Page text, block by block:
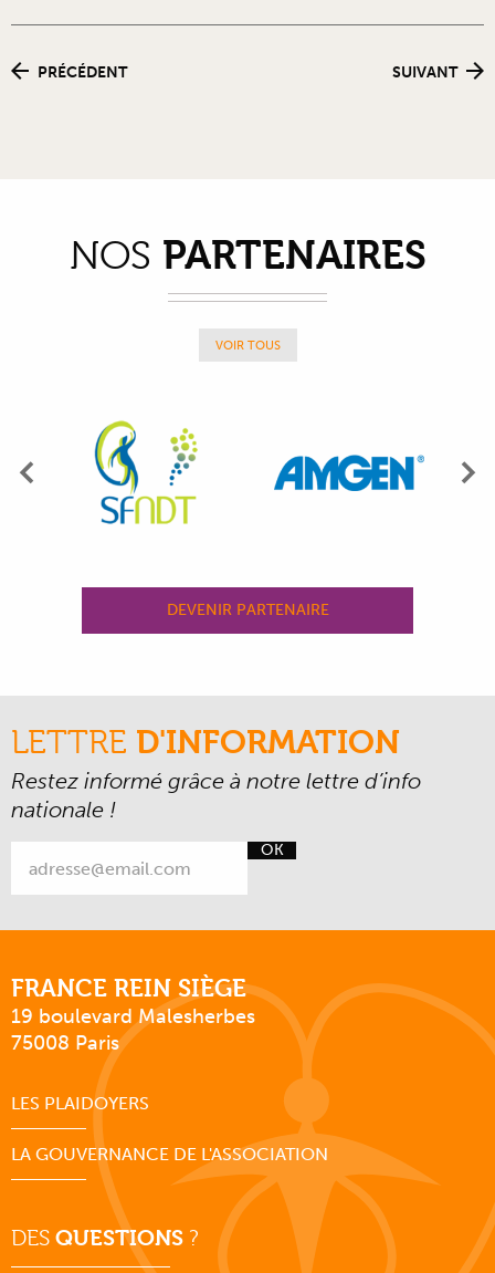
PRÉCÉDENT SUIVANT
NOS PARTENAIRES
VOIR TOUS
Précédent
DEVENIR PARTENAIRE
LETTRE D'INFORMATION
Restez informé grâce à notre lettre d’info
nationale !
OK
FRANCE REIN SIÈGE
19 boulevard Malesherbes
75008 Paris
LES PLAIDOYERS
LA GOUVERNANCE DE L'ASSOCIATION
DES QUESTIONS ?